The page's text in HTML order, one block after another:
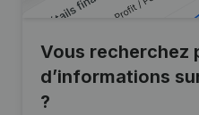
Vous recherchez
d’informations
?